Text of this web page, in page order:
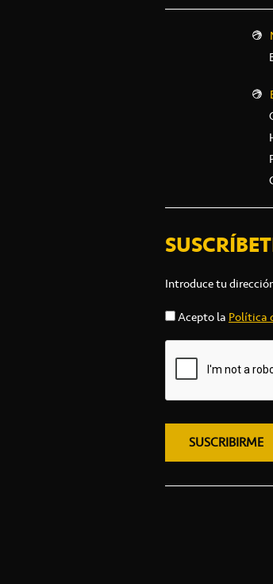
Introduce tu
Acepto la Política